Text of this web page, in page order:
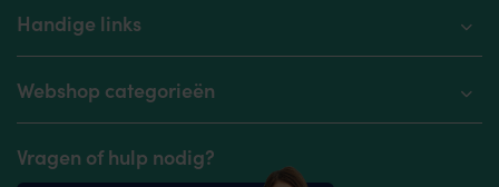
Handige links
Webshop categorieën
Vragen of hulp nodig?